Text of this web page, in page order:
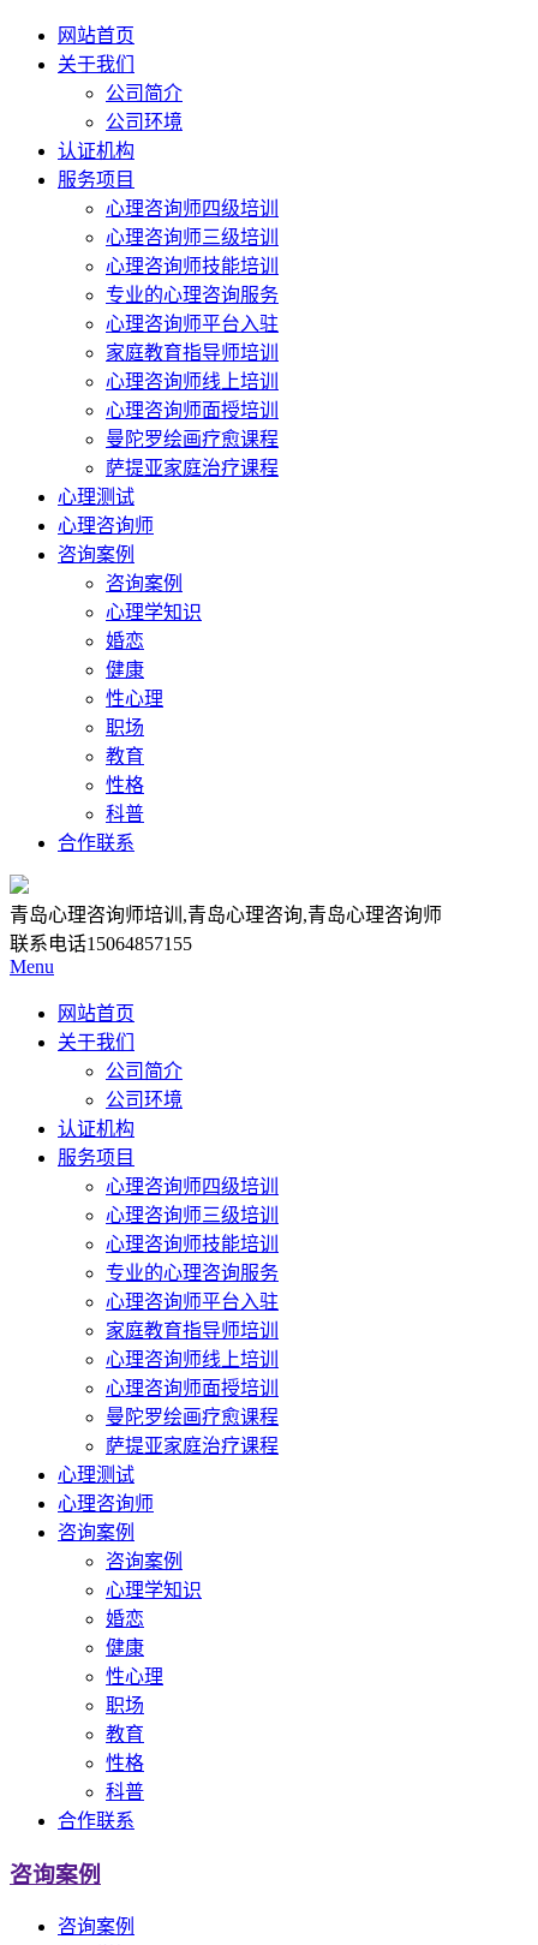
网站首页
关于我们
公司简介
公司环境
认证机构
服务项目
心理咨询师四级培训
心理咨询师三级培训
心理咨询师技能培训
专业的心理咨询服务
心理咨询师平台入驻
家庭教育指导师培训
心理咨询师线上培训
心理咨询师面授培训
曼陀罗绘画疗愈课程
萨提亚家庭治疗课程
心理测试
心理咨询师
咨询案例
咨询案例
心理学知识
婚恋
健康
性心理
职场
教育
性格
科普
合作联系
青岛心理咨询师培训,青岛心理咨询,青岛心理咨询师
联系电话15064857155
Menu
网站首页
关于我们
公司简介
公司环境
认证机构
服务项目
心理咨询师四级培训
心理咨询师三级培训
心理咨询师技能培训
专业的心理咨询服务
心理咨询师平台入驻
家庭教育指导师培训
心理咨询师线上培训
心理咨询师面授培训
曼陀罗绘画疗愈课程
萨提亚家庭治疗课程
心理测试
心理咨询师
咨询案例
咨询案例
心理学知识
婚恋
健康
性心理
职场
教育
性格
科普
合作联系
咨询案例
咨询案例